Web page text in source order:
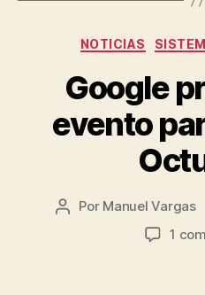
NOTICIAS
Google
evento
Autor
Por Manuel Vargas
1